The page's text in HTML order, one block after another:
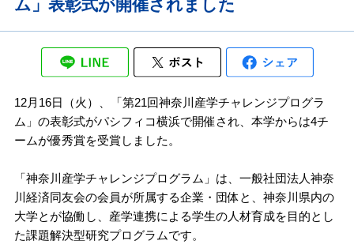
ム」表彰式が開催されました
12月16日（火）、「第21回神奈川産学チャレンジプログラ
ム」の表彰式がパシフィコ横浜で開催され、本学からは4チ
ームが優秀賞を受賞しました。
「神奈川産学チャレンジプログラム」は、一般社団法人神奈
川経済同友会の会員が所属する企業・団体と、神奈川県内の
大学とが協働し、産学連携による学生の人材育成を目的とし
た課題解決型研究プログラムです。